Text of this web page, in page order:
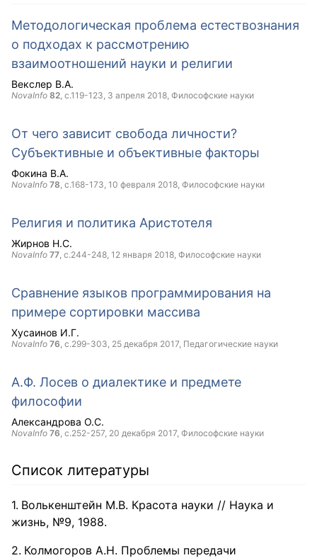
Методологическая проблема естествознания
о подходах к рассмотрению
взаимоотношений науки и религии
Векслер В.А.
NovaInfo 82, с.119-123, 3 апреля 2018, Философские науки
От чего зависит свобода личности?
Субъективные и объективные факторы
Фокина В.А.
NovaInfo 78, с.168-173, 10 февраля 2018, Философские науки
Религия и политика Аристотеля
Жирнов Н.С.
NovaInfo 77, с.244-248, 12 января 2018, Философские науки
Сравнение языков программирования на
примере сортировки массива
Хусаинов И.Г.
NovaInfo 76, с.299-303, 25 декабря 2017, Педагогические науки
А.Ф. Лосев о диалектике и предмете
философии
Александрова О.С.
NovaInfo 76, с.252-257, 20 декабря 2017, Философские науки
Список литературы
Волькенштейн М.В. Красота науки // Наука и
жизнь, №9, 1988.
Колмогоров А.H. Проблемы передачи